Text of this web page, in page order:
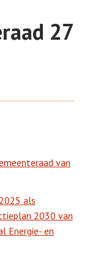
27
van
als
2030 van
Energie- en